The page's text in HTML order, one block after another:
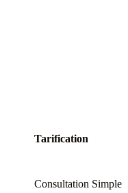
Tarification
Consultation Simple